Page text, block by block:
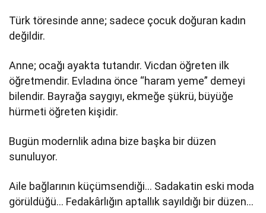
Türk töresinde anne; sadece çocuk doğuran kadın
değildir.
Anne; ocağı ayakta tutandır. Vicdan öğreten ilk
öğretmendir. Evladına önce “haram yeme” demeyi
bilendir. Bayrağa saygıyı, ekmeğe şükrü, büyüğe
hürmeti öğreten kişidir.
Bugün modernlik adına bize başka bir düzen
sunuluyor.
Aile bağlarının küçümsendiği… Sadakatin eski moda
görüldüğü… Fedakârlığın aptallık sayıldığı bir düzen…